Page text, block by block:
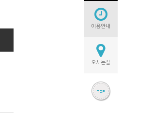
이용안내
오시는길